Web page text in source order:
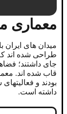
معماری
میدان های ایران
طراحی شده اند
جای داشتند؛
قاب شده اند.
بودند و
داشته است.